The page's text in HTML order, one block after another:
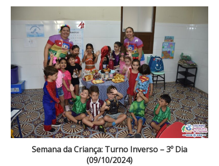
Semana da Criança: Turno Inverso – 3º Dia
(09/10/2024)